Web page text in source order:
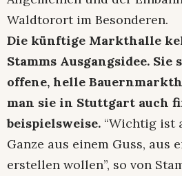
Waldtorort im Besonderen.
Die künftige Markthalle
Stamms Ausgangsidee. Sie
offene, helle
man sie in Stuttgart auch
beispielsweise. “Wichtig ist
Ganze aus einem Guss, aus
erstellen wollen”, so von